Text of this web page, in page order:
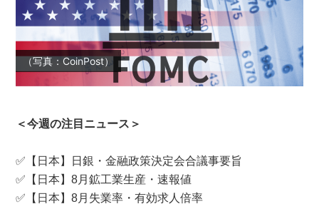
（写真：CoinPost）
＜今週の注目ニュース＞
✅【日本】日銀・金融政策決定会合議事要旨
✅【日本】8月鉱工業生産・速報値
✅【日本】8月失業率・有効求人倍率